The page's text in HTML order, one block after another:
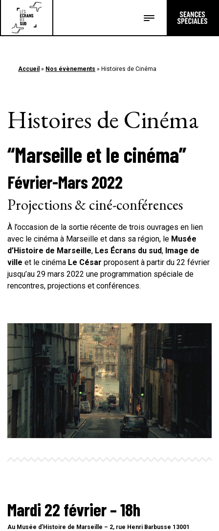
TRANSMISSION
ÉTUDIANTS AU CINÉMA
MATERNELLE AU CINÉMA
OPTION CINÉMA
A PROPOS
LE RÉSEAU
PARTENAIRES
Accueil » Nos évènements » Histoires de Cinéma
Histoires de Cinéma
“Marseille et le cinéma”
Février-Mars 2022
Projections & ciné-conférences
À l’occasion de la sortie récente de trois ouvrages en lien
avec le cinéma à Marseille et dans sa région, le Musée
d’Histoire de Marseille, Les Écrans du sud, Image de
ville et le cinéma Le César proposent à partir du 22 février
jusqu’au 29 mars 2022 une programmation spéciale de
rencontres, projections et conférences.
Mardi 22 février – 18h
Au Musée d’Histoire de Marseille – 2, rue Henri Barbusse 13001